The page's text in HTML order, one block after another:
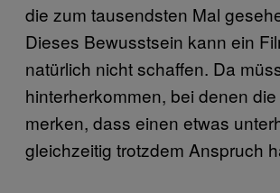
die zum tausendsten Mal
Dieses Bewusstsein kann ein
natürlich nicht schaffen. Da
hinterherkommen, bei denen
merken, dass einen etwas
gleichzeitig trotzdem Anspruch